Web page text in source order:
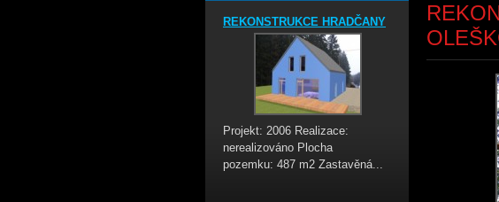
REKONSTRUKCE HRADČANY
Projekt: 2006 Realizace:
nerealizováno Plocha
pozemku: 487 m2 Zastavěná...